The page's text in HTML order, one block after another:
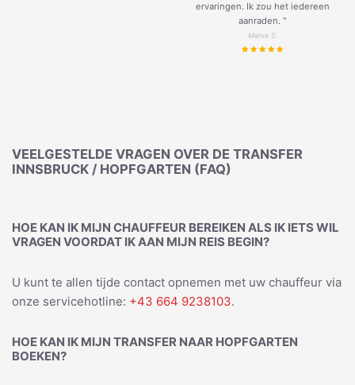
ervaringen. Ik zou het iedereen
aanraden. "
Merve S.
VEELGESTELDE VRAGEN OVER DE TRANSFER
INNSBRUCK / HOPFGARTEN (FAQ)
HOE KAN IK MIJN CHAUFFEUR BEREIKEN ALS IK IETS WIL
VRAGEN VOORDAT IK AAN MIJN REIS BEGIN?
U kunt te allen tijde contact opnemen met uw chauffeur via
onze servicehotline: +43 664 9238103.
HOE KAN IK MIJN TRANSFER NAAR HOPFGARTEN
BOEKEN?